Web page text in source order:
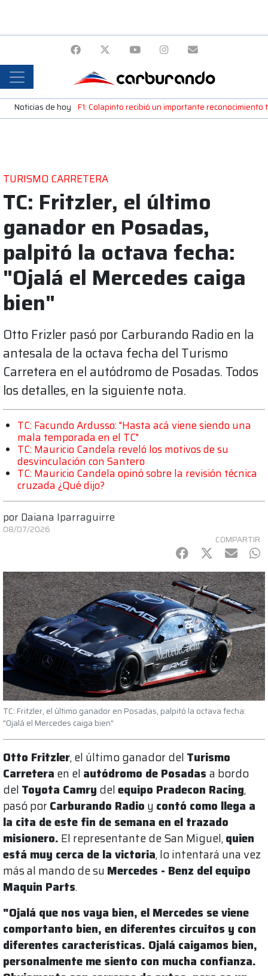
Noticias de hoy F1: Colapinto recibió un importante
TURISMO CARRETERA
TC: Fritzler, el último
ganador en Posadas,
palpitó la octava fecha:
"Ojalá el Mercedes caiga
bien"
Otto Frizler pasó por Carburando Radio en la
antesala de la octava fecha del Turismo
Carretera en el autódromo de Posadas. Todos
los detalles, en la siguiente nota.
TC: Facundo Ardusso: "Hasta acá viene siendo una
mala temporada en el TC"
TC: Mauricio Candela reveló los motivos de su
desvinculación con Santero
TC: Mauricio Candela opinó sobre la revisión técnica
cruzada ¿Qué dijo?
por Daiana Iparraguirre
08/07/2026
COMPARTIR
Facebook
Twitter
mail
TC: Fritzler, el último ganador en Posadas, palpitó la octava fecha:
"Ojalá el Mercedes caiga bien"
Otto Fritzler, el último ganador del Turismo
Carretera en el autódromo de Posadas a bordo
del Toyota Camry delequipo Pradecon Racing,
pasó porCarburando Radio y contó como llega a
la cita de este fin de semana en el trazado
misionero. El representante de San Miguel,quien
está muy cerca de la victoria, lo intentará una vez
más al mando de su Mercedes - Benz del equipo
Maquin Parts.
"Ojalá que nos vaya bien, el Mercedes se viene
comportanto bien, en diferentes circuitos y con
diferentes características. Ojalá caigamos bien,
personalmente me siento con mucha confianza.